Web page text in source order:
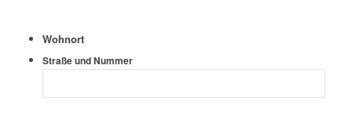
Wohnort
Straße und Nummer